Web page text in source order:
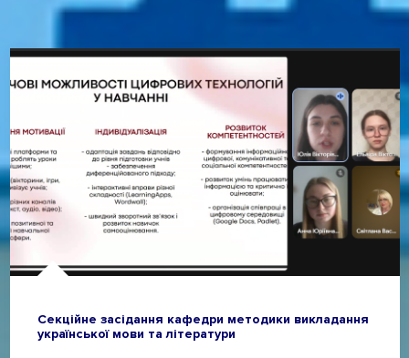
Секційне засідання кафедри методики викладання
української мови та літератури